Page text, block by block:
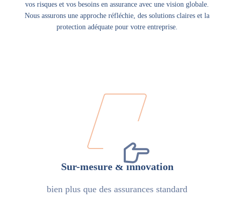
vos risques et vos besoins en assurance avec une vision globale.
Nous assurons une approche réfléchie, des solutions claires et la
protection adéquate pour votre entreprise.
Sur-mesure & innovation
bien plus que des assurances standard